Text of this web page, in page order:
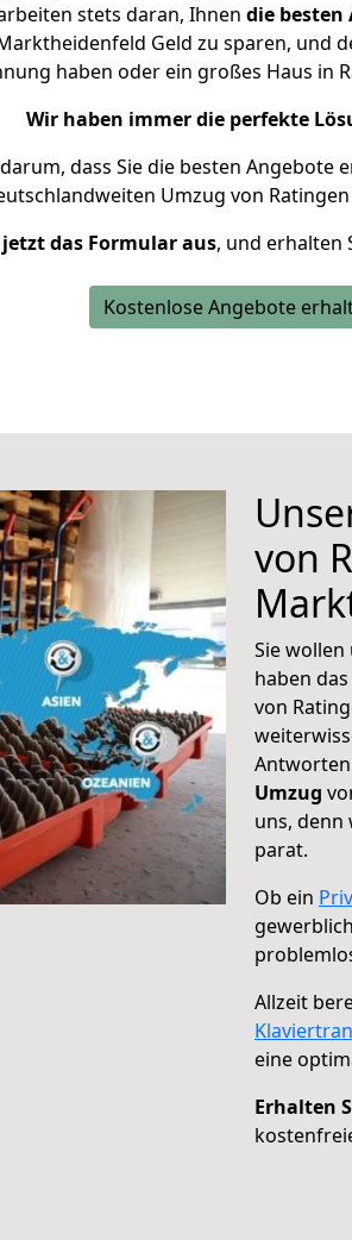
stets daran, Ihnen die besten
Geld zu sparen, und
haben oder ein großes Haus in
Wir haben immer die perfekte
dass Sie die besten Angebote
Umzug von
jetzt das Formular aus, und erhalten
Kostenlose Angebote
von
Sie
haben das
von
Umzug
uns, denn
parat.
Ob ein
Allzeit
eine
Erhalten